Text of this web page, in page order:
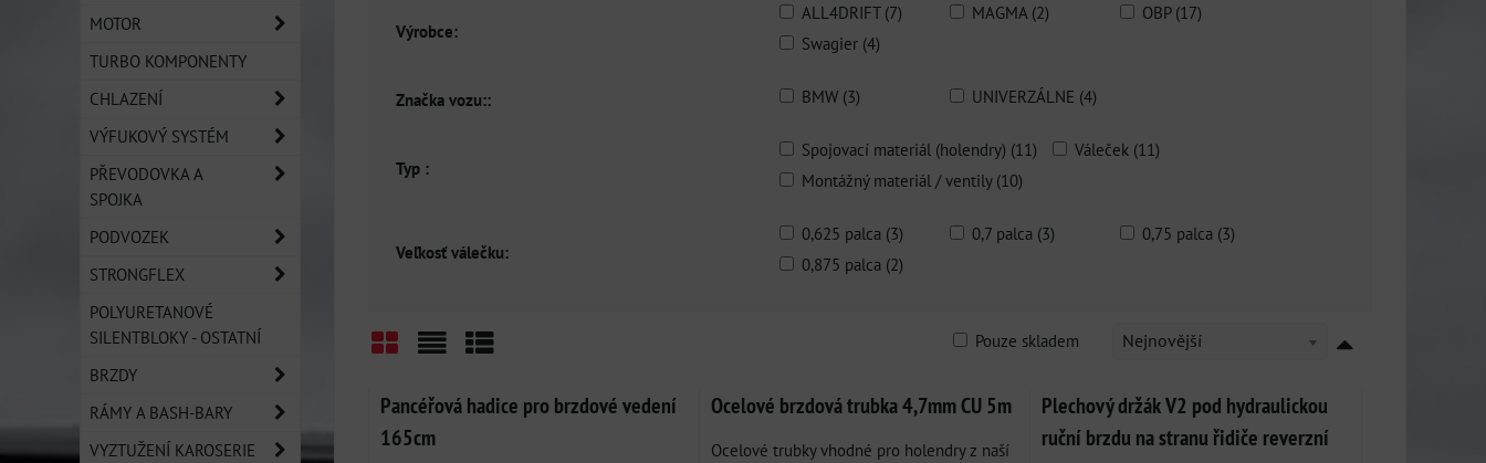
Výrobce:
ALL4DRIFT (7) MAGMA (2)
OBP (17)
Swagier (4)
Značka vozu:: BMW (3) UNIVERZÁLNE (4)
Typ :
Spojovací materiál (holendry) (11)
Váleček (11)
Montážný materiál / ventily (10)
Veľkosť válečku:
0,625 palca (3) 0,7 palca (3)
0,75 palca (3)
0,875 palca (2)
Nejnovější
Pouze skladem
Pancéřová hadice pro brzdové vedení
165cm
Ocelové brzdová trubka 4,7mm CU 5m
Ocelové trubky vhodné pro holendry z naší
Plechový držák V2 pod hydraulickou
ruční brzdu na stranu řidiče reverzní
MOTOR
TURBO KOMPONENTY
CHLAZENÍ
VÝFUKOVÝ SYSTÉM
PŘEVODOVKA A
SPOJKA
PODVOZEK
STRONGFLEX
POLYURETANOVÉ
SILENTBLOKY - OSTATNÍ
BRZDY
RÁMY A BASH-BARY
VYZTUŽENÍ KAROSERIE